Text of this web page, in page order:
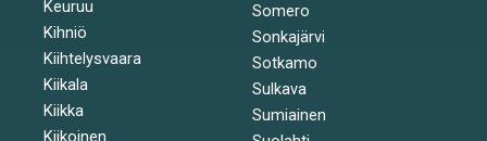
Keuruu
Kihniö
Kiihtelysvaara
Kiikala
Kiikka
Kiikoinen
Somero
Sonkajärvi
Sotkamo
Sulkava
Sumiainen